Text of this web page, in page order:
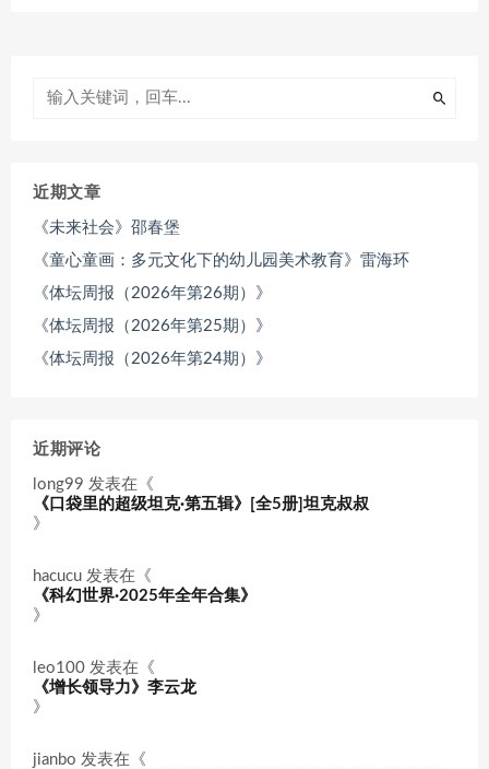
近期文章
《未来社会》邵春堡
《童心童画：多元文化下的幼儿园美术教育》雷海环
《体坛周报（2026年第26期）》
《体坛周报（2026年第25期）》
《体坛周报（2026年第24期）》
近期评论
long99 发表在《
《口袋里的超级坦克·第五辑》[全5册]坦克叔叔
》
hacucu 发表在《
《科幻世界·2025年全年合集》
》
leo100 发表在《
《增长领导力》李云龙
》
jianbo 发表在《